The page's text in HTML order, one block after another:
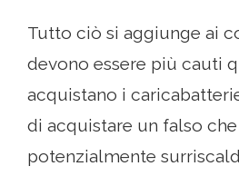
Tutto ciò si aggiunge ai
devono essere più cauti
acquistano i
di acquistare un falso
potenzialmente